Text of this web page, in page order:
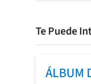
Te Puede
ÁLBUM